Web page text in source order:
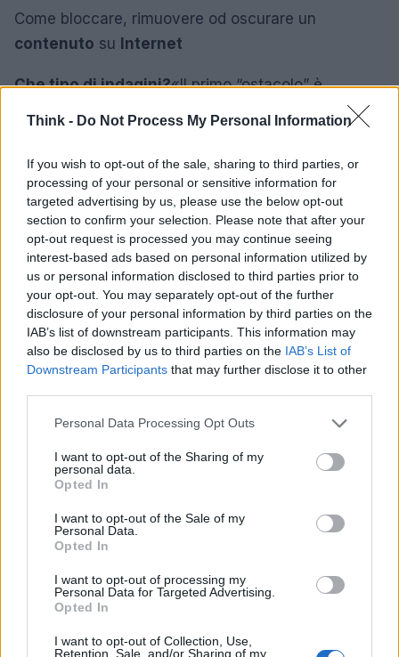
Think - Do Not Process My Personal Information
If you wish to opt-out of the sale, sharing to third parties, or
processing of your personal or sensitive information for
targeted advertising by us, please use the below opt-out
section to confirm your selection. Please note that after your
opt-out request is processed you may continue seeing
interest-based ads based on personal information utilized by
us or personal information disclosed to third parties prior to
your opt-out. You may separately opt-out of the further
disclosure of your personal information by third parties on the
IAB’s list of downstream participants. This information may
also be disclosed by us to third parties on the IAB’s List of
Downstream Participants that may further disclose it to other
Please note that this website/app uses one or more Google
not limited to your visit or usage behaviour. You may click to
grant or deny consent to Google and its third-party tags to
use your data for below specified purposes in below Google
consent section.
Personal Data Processing Opt Outs
I want to opt-out of the Sharing of my
personal data.
Opted In
I want to opt-out of the Sale of my
Personal Data.
Opted In
I want to opt-out of processing my
Personal Data for Targeted Advertising.
Opted In
I want to opt-out of Collection, Use,
Retention, Sale, and/or Sharing of my
Come bloccare, rimuovere od oscurare un
contenuto su Internet
Che tipo di indagini?«Il primo “ostacolo” è
Un tempo era obbligatorio indicare l’intestatario di
dominio, censito nel cosiddetto “WhoIs”. Ora invece
l’identificazione è ostacolata da soggetti
intermediari che non esitano ad offrire sistemi di
anonimato».
Ma non esiste anonimato che tenga per un
bravo investigatore…
«Una volta che ho
identificato amministrativamente chi è il
responsabile posso rivolgermi a lui. Altrimenti
traccio materialmente la macchina, ottengo l’IP, e
con un tracing più efficace magari anche una sua
localizzazione. Se lo trovo mando qualcuno sul
posto e faccio spegnere il server. Però spesso…»
Spesso?«Purtroppo queste operazioni innescano,
venendo meno il traffico su quel
tutto da capo».